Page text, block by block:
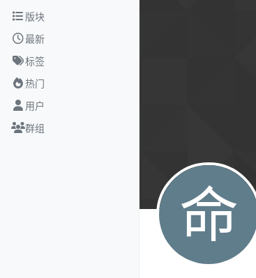
跳转至内容
版块
最新
标签
热门
用户
群组
命